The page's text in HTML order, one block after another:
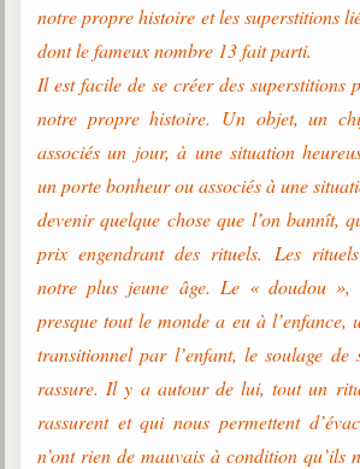
notre propre histoire et les superstitions
dont le fameux nombre 13 fait parti.
Il est facile de se créer des superstitions
notre propre histoire. Un objet, un
associés un jour, à une situation
un porte bonheur ou associés à une
devenir quelque chose que l’on bannît,
prix engendrant des rituels. Les
notre plus jeune âge. Le « doudou »,
presque tout le monde a eu à l’enfance,
transitionnel par l’enfant, le soulage de
rassure. Il y a autour de lui, tout un
rassurent et qui nous permettent
n’ont rien de mauvais à condition qu’ils